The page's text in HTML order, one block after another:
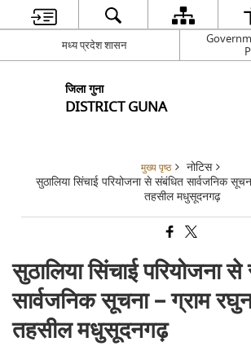
मध्य प्रदेश शासन
जिला गुना
DISTRICT GUNA
मुख्य पृष्ठ
नोटिस
सुठालिया सिंचाई परियोजना से संबंधित सार्वजनिक
तहसील मधुसूदनगढ़
सुठालिया सिंचाई परियोजना
सार्वजनिक सूचना – ग्राम
तहसील मधुसूदनगढ़